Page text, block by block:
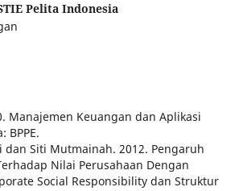
Pelita Indonesia
Manajemen Keuangan dan Aplikasi
BPPE.
Siti Mutmainah. 2012. Pengaruh
Nilai Perusahaan Dengan
Social Responsibility dan Struktur